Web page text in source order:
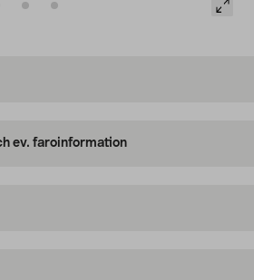
ev. faroinformation